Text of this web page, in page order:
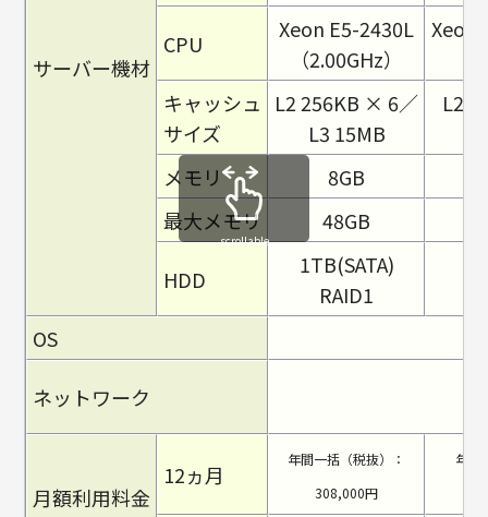
サーバー機材
CPU
Xeon E5-2430L
（2.00GHz）
Xeon
キャッシュ
サイズ
L2 256KB × 6／
L3 15MB
L2
メモリ
8GB
最大メモリ
48GB
HDD
1TB(SATA)
RAID1
OS
ネットワーク
月額利用料金
12ヵ月
年間一括（税抜）：
308,000円
年間
scrollable